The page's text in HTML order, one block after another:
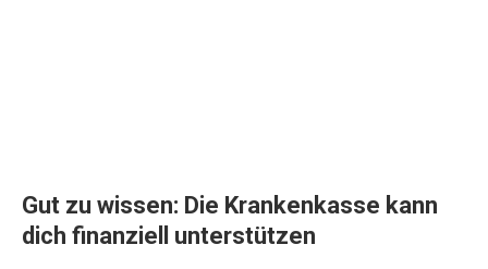
Gut zu wissen: Die Krankenkasse kann
dich finanziell unterstützen